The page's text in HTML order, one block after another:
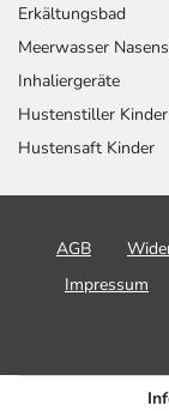
Erkältungsbad
Meerwasser
Inhaliergeräte
Hustenstiller Kinder
Hustensaft Kinder
AGB
Impressum